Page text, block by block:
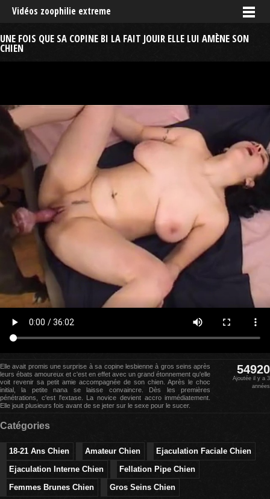
Vidéos zoophilie extreme
UNE FOIS QUE SA COPINE BI LA FAIT JOUIR ELLE LUI AMÈNE SON
CHIEN
Elle avait promis une surprise à sa copine lesbienne à gros seins après
leurs ébats amoureux et c'est en effet avec un grand étonnement qu'elle
voit revenir sa petit amie accompagnée de son chien. Après le choc
initial, la petite nana se laisse convaincre. Dès les premières
pénétrations, c'est l'extase. La novice devient accro immédiatement.
Elle jouit plusieurs fois avant de se jeter sur le sexe pour le sucer.
54920
Ajoutée il y a 3
années
Catégories
18-21 Ans Chien Amateur Chien
Ejaculation Faciale Chien
Ejaculation Interne Chien
Fellation Pipe Chien
Femmes Brunes Chien
Gros Seins Chien